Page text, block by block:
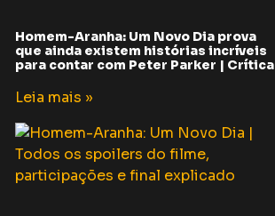
Homem-Aranha: Um Novo Dia prova
que ainda existem histórias incríveis
para contar com Peter Parker | Crítica
Leia mais »